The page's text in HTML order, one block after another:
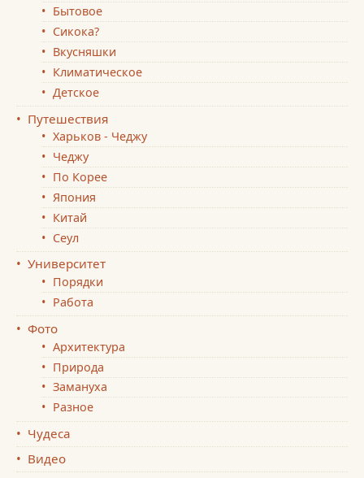
Бытовое
Сикока?
Вкусняшки
Климатическое
Детское
Путешествия
Харьков - Чеджу
Чеджу
По Корее
Япония
Китай
Сеул
Университет
Порядки
Работа
Фото
Архитектура
Природа
Замануха
Разное
Чудеса
Видео